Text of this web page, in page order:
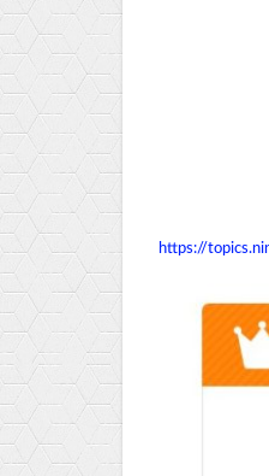
https://